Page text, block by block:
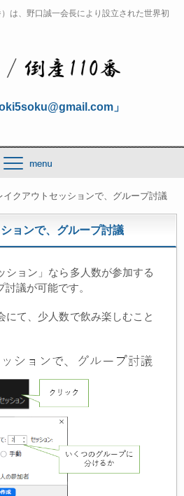
は、野口誠一会長により設立された世界初
」
イクアウトセッションで、グループ討議
ョンで、グループ討議
ション」なら多人数が参加する
議が可能です。
にて、少人数で飲み楽しむこと